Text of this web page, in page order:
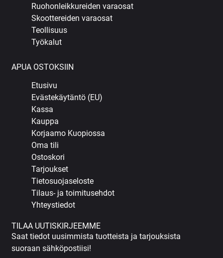
Ruohonleikkureiden varaosat
Skoottereiden varaosat
Teollisuus
Työkalut
APUA OSTOKSIIN
Etusivu
Evästekäytäntö (EU)
Kassa
Kauppa
Korjaamo Kuopiossa
Oma tili
Ostoskori
Tarjoukset
Tietosuojaseloste
Tilaus- ja toimitusehdot
Yhteystiedot
TILAA UUTISKIRJEEMME
Saat tiedot uusimmista tuotteista ja tarjouksista
suoraan sähköpostiisi!